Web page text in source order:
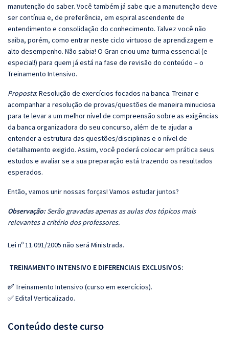
manutenção do saber. Você também já sabe que a manutenção deve
ser contínua e, de preferência, em espiral ascendente de
entendimento e consolidação do conhecimento. Talvez você não
saiba, porém, como entrar neste ciclo virtuoso de aprendizagem e
alto desempenho. Não sabia! O Gran criou uma turma essencial (e
especial!) para quem já está na fase de revisão do conteúdo – o
Treinamento Intensivo.
Proposta: Resolução de exercícios focados na banca. Treinar e
acompanhar a resolução de provas/questões de maneira minuciosa
para te levar a um melhor nível de compreensão sobre as exigências
da banca organizadora do seu concurso, além de te ajudar a
entender a estrutura das questões/disciplinas e o nível de
detalhamento exigido. Assim, você poderá colocar em prática seus
estudos e avaliar se a sua preparação está trazendo os resultados
esperados.
Então, vamos unir nossas forças! Vamos estudar juntos?
Observação:Serão gravadas apenas as aulas dos tópicos mais
relevantes a critério dos professores.
Lei nº 11.091/2005 não será Ministrada.
TREINAMENTO INTENSIVO E DIFERENCIAIS EXCLUSIVOS:
✅Treinamento Intensivo (curso em exercícios).
✅ Edital Verticalizado.
Conteúdo deste curso